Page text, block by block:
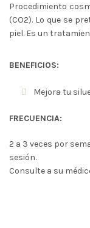
Procedimiento
(CO2). Lo que se
piel. Es un
BENEFICIOS:
Mejora tu
FRECUENCIA:
2 a 3 veces por
sesión.
Consulte a su